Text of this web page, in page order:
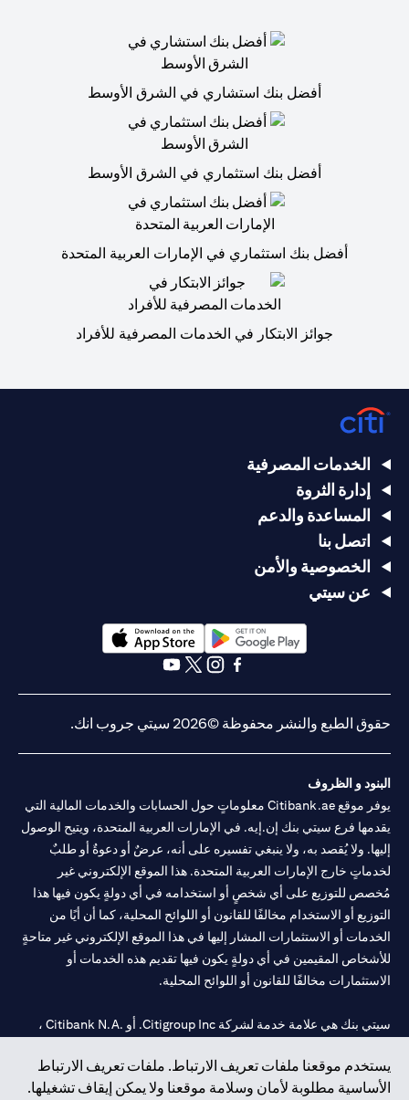
أفضل بنك استشاري في الشرق الأوسط
أفضل بنك استثماري في الشرق الأوسط
أفضل بنك استثماري في الإمارات العربية المتحدة
جوائز الابتكار في الخدمات المصرفية للأفراد
يستخدم موقعنا ملفات تعريف الارتباط. ملفات تعريف الارتباط
الأساسية مطلوبة لأمان وسلامة موقعنا ولا يمكن إيقاف تشغيلها.
الخدمات المصرفية
إدارة الثروة
المساعدة والدعم
اتصل بنا
الخصوصية والأمن
عن سيتي
opens in a new tab
opens in a new tab
حقوق الطبع والنشر محفوظة ©2026 سيتي جروب انك.
البنود و الظروف
يوفر موقع Citibank.ae معلوماتٍ حول الحسابات والخدمات المالية التي
يقدمها فرع سيتي بنك إن.إيه. في الإمارات العربية المتحدة، ويتيح الوصول
إليها. ولا يُقصد به، ولا ينبغي تفسيره على أنه، عرضٌ أو دعوةٌ أو طلبٌ
لخدماتٍ خارج الإمارات العربية المتحدة. هذا الموقع الإلكتروني غير
مُخصص للتوزيع على أي شخصٍ أو استخدامه في أي دولةٍ يكون فيها هذا
التوزيع أو الاستخدام مخالفًا للقانون أو اللوائح المحلية، كما أن أيًا من
الخدمات أو الاستثمارات المشار إليها في هذا الموقع الإلكتروني غير متاحةٍ
للأشخاص المقيمين في أي دولةٍ يكون فيها تقديم هذه الخدمات أو
الاستثمارات مخالفًا للقانون أو اللوائح المحلية.
سيتي بنك هي علامة خدمة لشركة Citigroup Inc. أو .Citibank N.A ،
سيتي بنك إن. إيه. الإمارات مسجل لدى مصرف الإمارات المركزي تحت